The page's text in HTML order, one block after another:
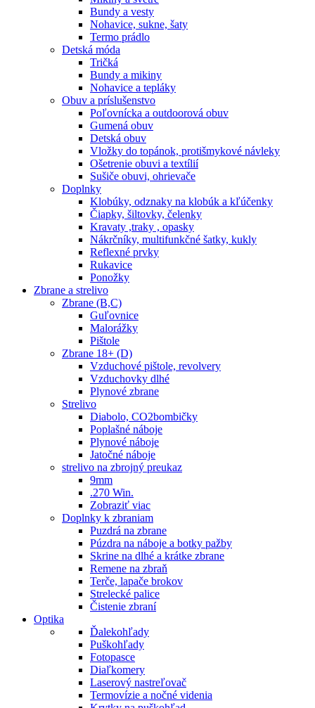
Bundy a vesty
Nohavice, sukne, šaty
Termo prádlo
Detská móda
Tričká
Bundy a mikiny
Nohavice a tepláky
Obuv a príslušenstvo
Poľovnícka a outdoorová obuv
Gumená obuv
Detská obuv
Vložky do topánok, protišmykové návleky
Ošetrenie obuvi a textílií
Sušiče obuvi, ohrievače
Doplnky
Klobúky, odznaky na klobúk a kľúčenky
Čiapky, šiltovky, čelenky
Kravaty ,traky , opasky
Nákrčníky, multifunkčné šatky, kukly
Reflexné prvky
Rukavice
Ponožky
Zbrane a strelivo
Zbrane (B,C)
Guľovnice
Malorážky
Pištole
Zbrane 18+ (D)
Vzduchové pištole, revolvery
Vzduchovky dlhé
Plynové zbrane
Strelivo
Diabolo, CO2bombičky
Poplašné náboje
Plynové náboje
Jatočné náboje
strelivo na zbrojný preukaz
9mm
.270 Win.
Zobraziť viac
Doplnky k zbraniam
Puzdrá na zbrane
Púzdra na náboje a botky pažby
Skrine na dlhé a krátke zbrane
Remene na zbraň
Terče, lapače brokov
Strelecké palice
Čistenie zbraní
Optika
Ďalekohľady
Puškohľady
Fotopasce
Diaľkomery
Laserový nastreľovač
Termovízie a nočné videnia